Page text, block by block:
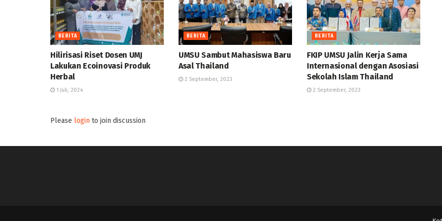
BERITA
Hilirisasi Riset Dosen UMJ
Lakukan Ecoinovasi Produk
Herbal
1 Juli, 2024
BERITA
UMSU Sambut Mahasiswa Baru
Asal Thailand
2 September, 2023
BERITA
FKIP UMSU Jalin Kerja Sama
Internasional dengan Asosiasi
Sekolah Islam Thailand
2 September, 2023
Please login to join discussion